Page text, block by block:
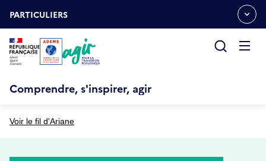
auOUVRIR
LE
MENU
ESPACE
PARTICULIERS
Comprendre, s'inspirer, agir
Voir le fil d'Ariane